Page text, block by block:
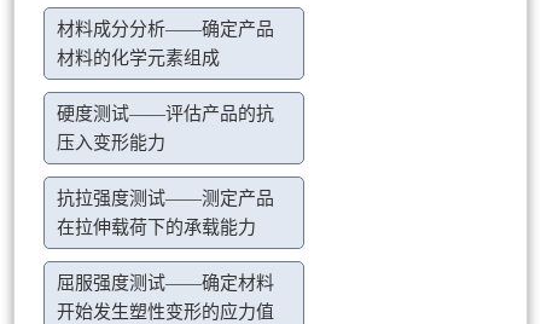
材料成分分析——确定产品
材料的化学元素组成
硬度测试——评估产品的抗
压入变形能力
抗拉强度测试——测定产品
在拉伸载荷下的承载能力
屈服强度测试——确定材料
开始发生塑性变形的应力值